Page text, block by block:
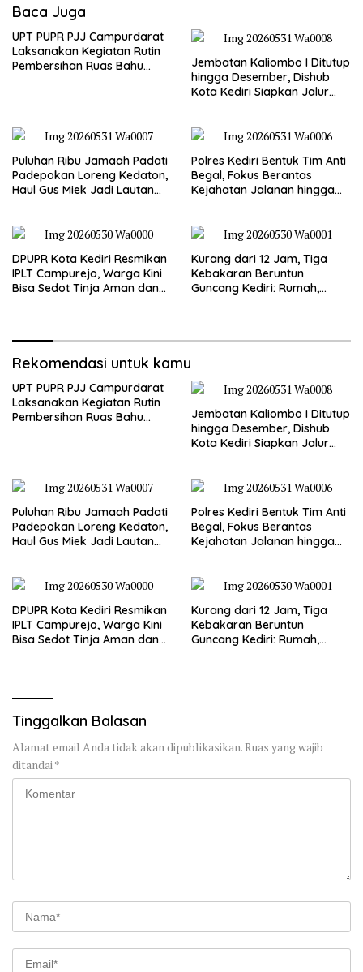
Baca Juga
UPT PUPR PJJ Campurdarat
Laksanakan Kegiatan Rutin
Pembersihan Ruas Bahu
Jembatan Kaliombo I Ditutup
hingga Desember, Dishub
Kota Kediri Siapkan Jalur
Puluhan Ribu Jamaah Padati
Padepokan Loreng Kedaton,
Haul Gus Miek Jadi Lautan
Polres Kediri Bentuk Tim Anti
Begal, Fokus Berantas
Kejahatan Jalanan hingga
DPUPR Kota Kediri Resmikan
IPLT Campurejo, Warga Kini
Bisa Sedot Tinja Aman dan
Kurang dari 12 Jam, Tiga
Kebakaran Beruntun
Guncang Kediri: Rumah,
Rekomendasi untuk kamu
UPT PUPR PJJ Campurdarat
Laksanakan Kegiatan Rutin
Pembersihan Ruas Bahu
Jembatan Kaliombo I Ditutup
hingga Desember, Dishub
Kota Kediri Siapkan Jalur
Puluhan Ribu Jamaah Padati
Padepokan Loreng Kedaton,
Haul Gus Miek Jadi Lautan
Polres Kediri Bentuk Tim Anti
Begal, Fokus Berantas
Kejahatan Jalanan hingga
DPUPR Kota Kediri Resmikan
IPLT Campurejo, Warga Kini
Bisa Sedot Tinja Aman dan
Kurang dari 12 Jam, Tiga
Kebakaran Beruntun
Guncang Kediri: Rumah,
Tinggalkan Balasan
Alamat email Anda tidak akan dipublikasikan.Ruas yang wajib
ditandai *